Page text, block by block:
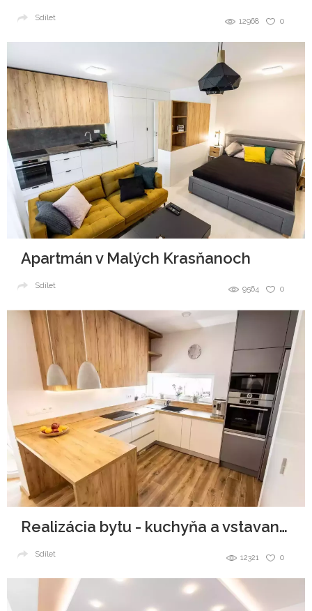
0
12968
Sdílet
Apartmán v Malých Krasňanoch
0
9564
Sdílet
Realizácia bytu - kuchyňa a vstavané skrine
0
12321
Sdílet